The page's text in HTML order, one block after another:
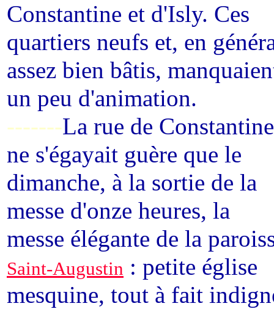
Constantine et d'Isly. Ces
quartiers neufs et, en
assez bien bâtis,
un peu d'animation.
-------La rue de Constantine
ne s'égayait guère que le
dimanche, à la sortie de la
messe d'onze heures, la
messe élégante de la
Saint-Augustin : petite église
mesquine, tout à fait